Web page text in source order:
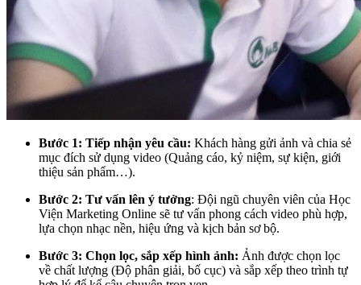
Bước 1: Tiếp nhận yêu cầu: Khách hàng gửi ảnh và chia sẻ
mục đích sử dụng video (Quảng cáo, kỷ niệm, sự kiện, giới
thiệu sản phẩm…).
Bước 2: Tư vấn lên ý tưởng: Đội ngũ chuyên viên của Học
Viện Marketing Online sẽ tư vấn phong cách video phù hợp,
lựa chọn nhạc nền, hiệu ứng và kịch bản sơ bộ.
Bước 3: Chọn lọc, sắp xếp hình ảnh: Ảnh được chọn lọc
về chất lượng (Độ phân giải, bố cục) và sắp xếp theo trình tự